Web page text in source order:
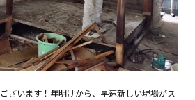
ざいます！年明けから、早速新しい現場がス